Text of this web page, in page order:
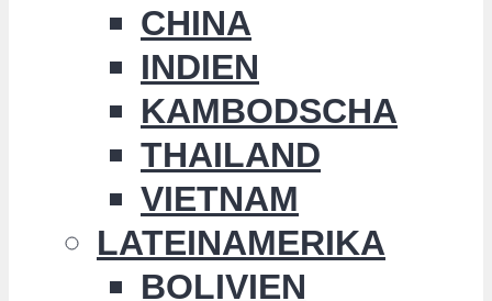
CHINA
INDIEN
KAMBODSCHA
THAILAND
VIETNAM
LATEINAMERIKA
BOLIVIEN